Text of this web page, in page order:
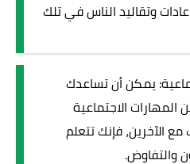
وتقاليد الناس في تلك
يمكن أن تساعدك
المهارات الاجتماعية
الآخرين، فإنك تتعلم
والتفاوض.